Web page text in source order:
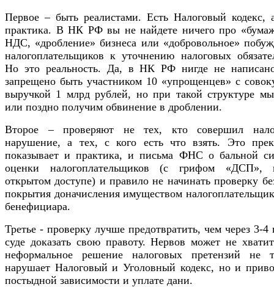
Первое – быть реалистами. Есть Налоговый кодекс,
практика. В НК РФ вы не найдете ничего про
НДС, «дробление» бизнеса или «добровольное»
налогоплательщиков к уточнению налоговых
Но это реальность. Да, в НК РФ нигде не
запрещено быть участником 10 «упрощенцев» с
выручкой 1 млрд рублей, но при такой структуре
или поздно получим обвинение в дроблении.
Второе – проверяют не тех, кто совершил
нарушение, а тех, с кого есть что взять. Это
показывает и практика, и письма ФНС о бальной
оценки налогоплательщиков (с грифом
открытом доступе) и правило не начинать проверку
покрытия доначисления имуществом
бенефициара.
Третье - проверку лучше предотвратить, чем через 3-4
суде доказать свою правоту. Нервов может не
неформальное решение налоговых претензий не
нарушает Налоговый и Уголовный кодекс, но и
постыдной зависимости и уплате дани.